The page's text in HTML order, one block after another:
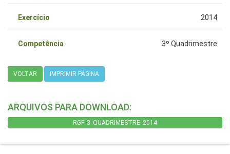
Exercício 2014
Competência 3º Quadrimestre
VOLTAR IMPRIMIR PÁGINA
ARQUIVOS PARA DOWNLOAD:
RGF_3_QUADRIMESTRE_2014